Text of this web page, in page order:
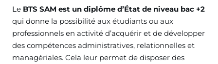
Le BTS SAM est un diplôme d’État de niveau bac +2
qui donne la possibilité aux étudiants ou aux
professionnels en activité d’acquérir et de développer
des compétences administratives, relationnelles et
managériales. Cela leur permet de disposer des